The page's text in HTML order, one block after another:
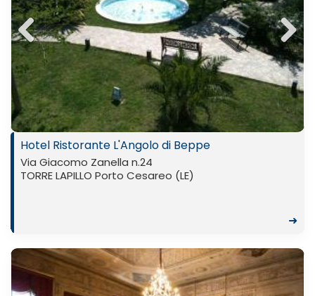
Previ
ous
Next
Hotel Ristorante L'Angolo di Beppe
Via Giacomo Zanella n.24
TORRE LAPILLO Porto Cesareo (LE)
➜